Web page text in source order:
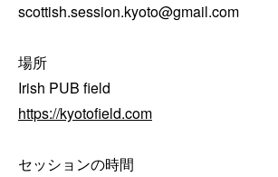
scottish.session.kyoto@gmail.com
場所
https://kyotofield.com
セッションの時間